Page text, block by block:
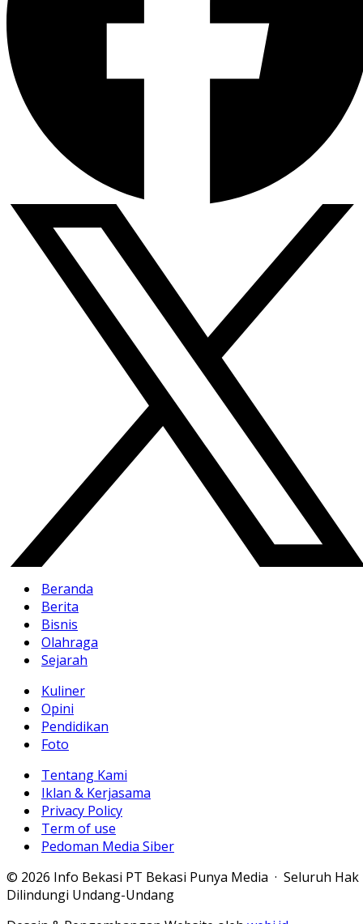
Beranda
Berita
Bisnis
Olahraga
Sejarah
Kuliner
Opini
Pendidikan
Foto
Tentang Kami
Iklan & Kerjasama
Privacy Policy
Term of use
Pedoman Media Siber
© 2026 Info Bekasi PT Bekasi Punya Media · Seluruh Hak
Dilindungi Undang-Undang